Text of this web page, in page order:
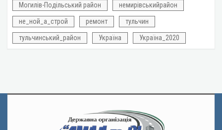
Могилів-Подільський район немирівськийрайон
не_ной_а_строй ремонт тульчин
тульчинський_район Україна Україна_2020